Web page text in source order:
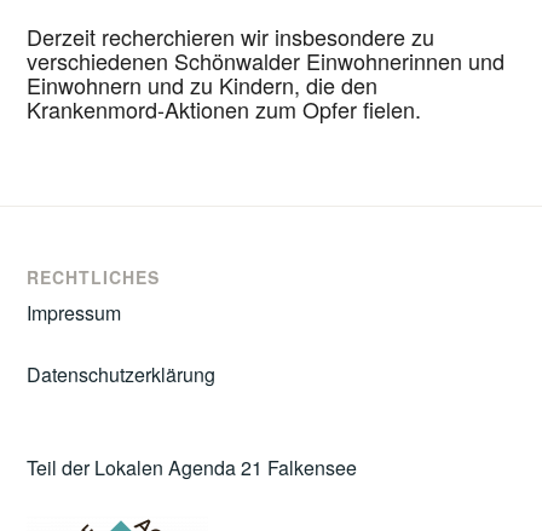
Derzeit recherchieren wir insbesondere zu
verschiedenen Schönwalder Einwohnerinnen und
Einwohnern und zu Kindern, die den
Krankenmord-Aktionen zum Opfer fielen.
RECHTLICHES
Impressum
Datenschutzerklärung
Teil der Lokalen Agenda 21 Falkensee